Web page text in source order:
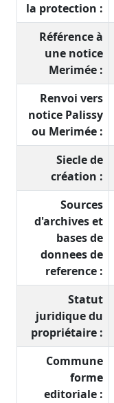
la protection :
Référence à
une notice
Merimée :
Renvoi vers
notice Palissy
ou Merimée :
Siecle de
création :
Sources
d'archives et
bases de
donnees de
reference :
Statut
juridique du
propriétaire :
Commune
forme
editoriale :